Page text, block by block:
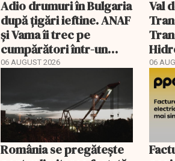
Adio drumuri în Bulgaria
după țigări ieftine. ANAF
și Vama îi trec pe
cumpărători într-un
registru electronic
06 AUGUST 2026
Val
400
06
România se pregătește